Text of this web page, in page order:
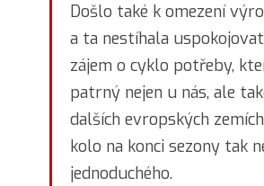
Došlo také k omezení
a ta nestíhala
zájem o cyklo potřeby,
patrný nejen u nás, ale
dalších evropských
kolo na konci sezony tak
jednoduchého.